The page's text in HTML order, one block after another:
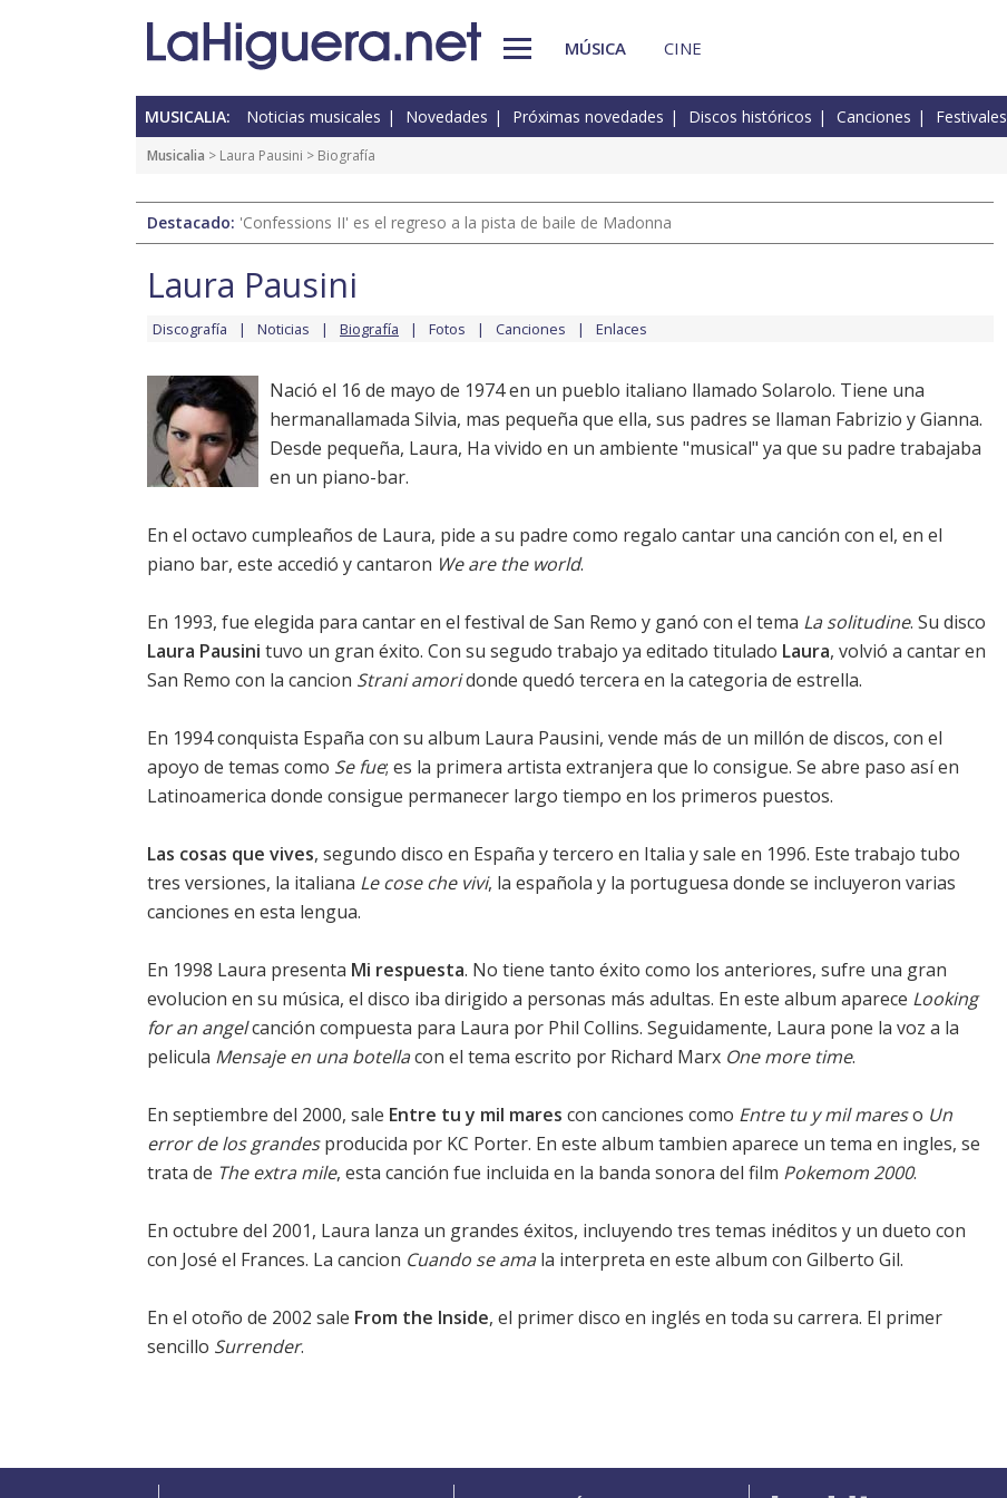
MÚSICA CINE
MUSICALIA: Noticias musicales Novedades Próximas novedades Discos históricos Canciones Festivales
Musicalia > Laura Pausini > Biografía
Destacado: 'Confessions II' es el regreso a la pista de baile de Madonna
Laura Pausini
Discografía Noticias Biografía Fotos Canciones Enlaces
Nació el 16 de mayo de 1974 en un pueblo italiano llamado Solarolo. Tiene una
hermanallamada Silvia, mas pequeña que ella, sus padres se llaman Fabrizio y Gianna.
Desde pequeña, Laura, Ha vivido en un ambiente "musical" ya que su padre trabajaba
en un piano-bar.
En el octavo cumpleaños de Laura, pide a su padre como regalo cantar una canción con el, en el
piano bar, este accedió y cantaron We are the world.
En 1993, fue elegida para cantar en el festival de San Remo y ganó con el tema La solitudine. Su disco
Laura Pausini tuvo un gran éxito. Con su segudo trabajo ya editado titulado Laura, volvió a cantar en
San Remo con la cancion Strani amoridonde quedó tercera en la categoria de estrella.
En 1994 conquista España con su album Laura Pausini, vende más de un millón de discos, con el
apoyo de temas como Se fue; es la primera artista extranjera que lo consigue. Se abre paso así en
Latinoamerica donde consigue permanecer largo tiempo en los primeros puestos.
Las cosas que vives, segundo disco en España y tercero en Italia y sale en 1996. Este trabajo tubo
tres versiones, la italiana Le cose che vivi, la española y la portuguesa donde se incluyeron varias
canciones en esta lengua.
En 1998 Laura presenta Mi respuesta. No tiene tanto éxito como los anteriores, sufre una gran
evolucion en su música, el disco iba dirigido a personas más adultas. En este album aparece Looking
for an angelcanción compuesta para Laura por Phil Collins. Seguidamente, Laura pone la voz a la
pelicula Mensaje en una botellacon el tema escrito por Richard Marx One more time.
En septiembre del 2000, sale Entre tu y mil mares con canciones como Entre tu y mil mareso Un
error de los grandesproducida por KC Porter. En este album tambien aparece un tema en ingles, se
trata de The extra mile, esta canción fue incluida en la banda sonora del film Pokemom 2000.
En octubre del 2001, Laura lanza un grandes éxitos, incluyendo tres temas inéditos y un dueto con
con José el Frances. La cancion Cuando se amala interpreta en este album con Gilberto Gil.
En el otoño de 2002 sale From the Inside, el primer disco en inglés en toda su carrera. El primer
sencillo Surrender.